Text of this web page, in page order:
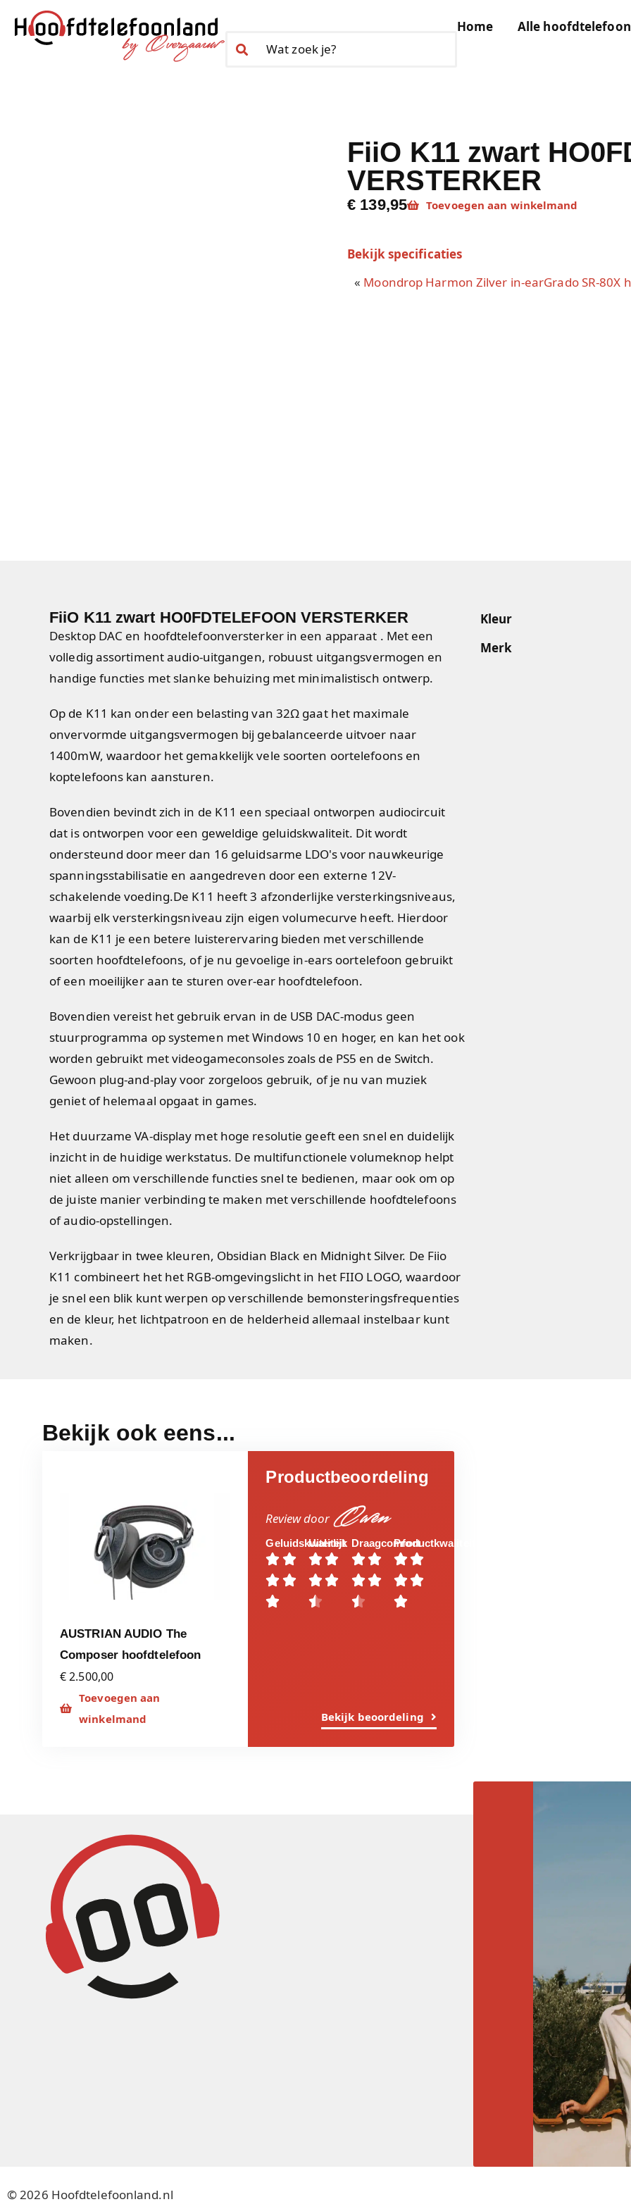
Home Alle
FiiO K11 zwart
VERSTERKER
€ 139,95 Toevoegen aan winkelmand
Bekijk specificaties
« Moondrop Harmon Zilver in-earGrado SR-80X
FiiO K11 zwart HO0FDTELEFOON VERSTERKER
Desktop DAC en hoofdtelefoonversterker in een apparaat . Met een
volledig assortiment audio-uitgangen, robuust uitgangsvermogen en
handige functies met slanke behuizing met minimalistisch ontwerp.
Op de K11 kan onder een belasting van 32Ω gaat het maximale
onvervormde uitgangsvermogen bij gebalanceerde uitvoer naar
1400mW, waardoor het gemakkelijk vele soorten oortelefoons en
koptelefoons kan aansturen.
Bovendien bevindt zich in de K11 een speciaal ontworpen audiocircuit
dat is ontworpen voor een geweldige geluidskwaliteit. Dit wordt
ondersteund door meer dan 16 geluidsarme LDO's voor nauwkeurige
spanningsstabilisatie en aangedreven door een externe 12V-
schakelende voeding.De K11 heeft 3 afzonderlijke versterkingsniveaus,
waarbij elk versterkingsniveau zijn eigen volumecurve heeft. Hierdoor
kan de K11 je een betere luisterervaring bieden met verschillende
soorten hoofdtelefoons, of je nu gevoelige in-ears oortelefoon gebruikt
of een moeilijker aan te sturen over-ear hoofdtelefoon.
Bovendien vereist het gebruik ervan in de USB DAC-modus geen
stuurprogramma op systemen met Windows 10 en hoger, en kan het ook
worden gebruikt met videogameconsoles zoals de PS5 en de Switch.
Gewoon plug-and-play voor zorgeloos gebruik, of je nu van muziek
geniet of helemaal opgaat in games.
Het duurzame VA-display met hoge resolutie geeft een snel en duidelijk
inzicht in de huidige werkstatus. De multifunctionele volumeknop helpt
niet alleen om verschillende functies snel te bedienen, maar ook om op
de juiste manier verbinding te maken met verschillende hoofdtelefoons
of audio-opstellingen.
Verkrijgbaar in twee kleuren, Obsidian Black en Midnight Silver. De Fiio
K11 combineert het het RGB-omgevingslicht in het FIIO LOGO, waardoor
je snel een blik kunt werpen op verschillende bemonsteringsfrequenties
en de kleur, het lichtpatroon en de helderheid allemaal instelbaar kunt
maken.
Kleur
Merk
Bekijk ook eens...
AUSTRIAN AUDIO The
Composer hoofdtelefoon
€ 2.500,00
Toevoegen aan
winkelmand
Productbeoordeling
Review doorOwen
Geluidskwaliteit
 
 

Uiterlijk



Draagcomfort



Productkwaliteit



Bekijk beoordeling
© 2026 Hoofdtelefoonland.nl